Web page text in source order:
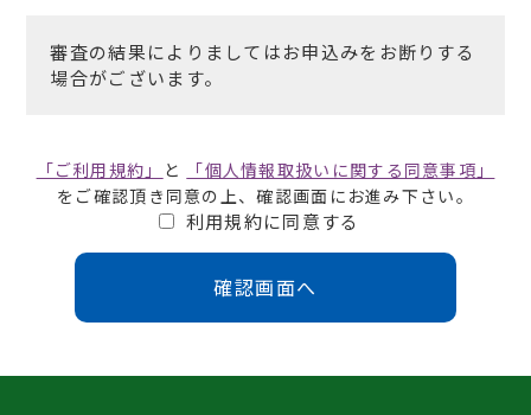
審査の結果によりましてはお申込みをお断りする
場合がございます。
「ご利用規約」 と
「個人情報取扱いに関する同意事項」
をご確認頂き同意の上、確認画面にお進み下さい。
利用規約に同意する